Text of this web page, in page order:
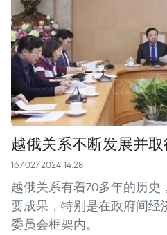
越俄关系不断发展并
16/02/2024 14:28
越俄关系有着70多年的历
要成果，特别是在政府间经
委员会框架内。